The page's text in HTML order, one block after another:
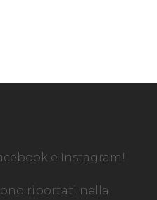
e Instagram!
riportati nella